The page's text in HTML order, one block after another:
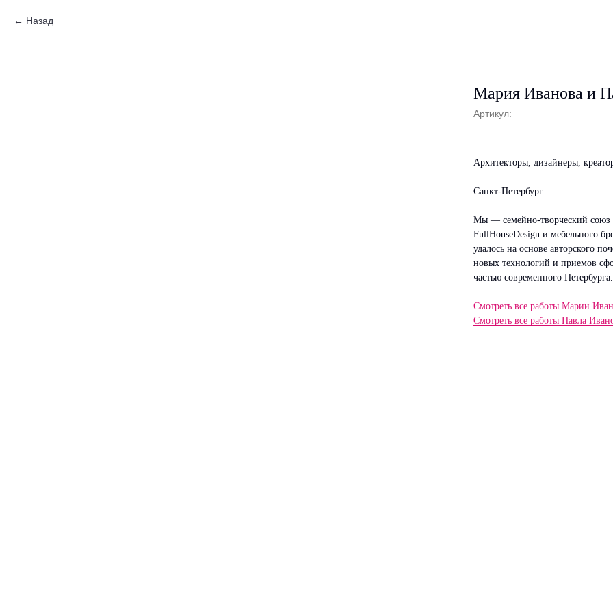
Назад
Мария Иванова и
Артикул:
Архитекторы, дизайнеры,
Санкт-Петербург
Мы — семейно-творческий союз
FullHouseDesign и мебельного
удалось на основе авторского
новых технологий и приемов
частью современного Петербурга.
Смотреть все работы Марии
Смотреть все работы Павла